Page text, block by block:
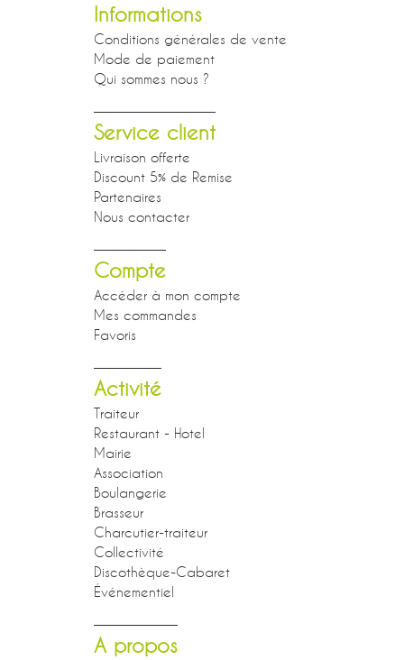
Informations
Conditions générales de vente
Mode de paiement
Qui sommes nous ?
Service client
Livraison offerte
Discount 5% de Remise
Partenaires
Nous contacter
Compte
Accéder à mon compte
Mes commandes
Favoris
Activité
Traiteur
Restaurant - Hotel
Mairie
Association
Boulangerie
Brasseur
Charcutier-traiteur
Collectivité
Discothèque-Cabaret
Événementiel
A propos